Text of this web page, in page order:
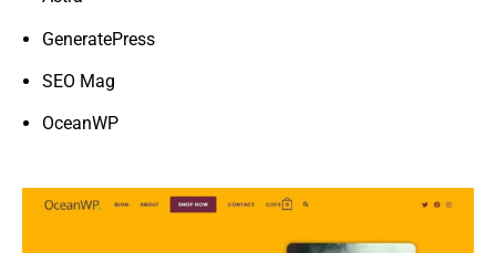
GeneratePress
SEO Mag
OceanWP